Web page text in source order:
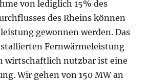
von lediglich 15% des
des Rheins können
gewonnen werden. Das
Fernwärmeleistung
wirtschaftlich nutzbar ist eine
Wir gehen von 150 MW an